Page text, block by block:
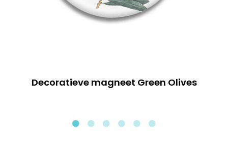
Decoratieve magneet Green Olives